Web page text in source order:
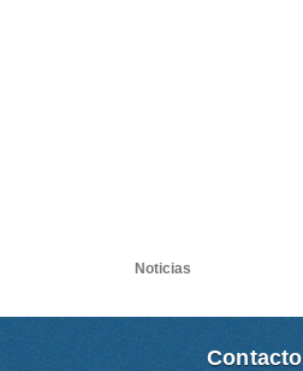
Noticias
Contacto